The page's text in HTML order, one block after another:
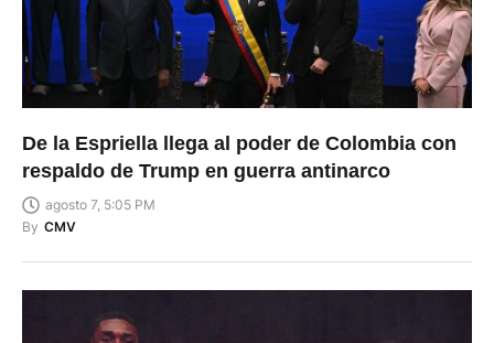
De la Espriella llega al poder de Colombia con
respaldo de Trump en guerra antinarco
agosto 7, 5:05 PM
By CMV